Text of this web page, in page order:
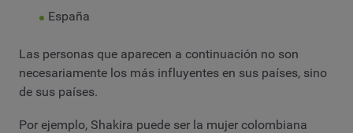
España
Las personas que aparecen a continuación no son
necesariamente los más influyentes en sus países, sino
de sus países.
Por ejemplo, Shakira puede ser la mujer colombiana